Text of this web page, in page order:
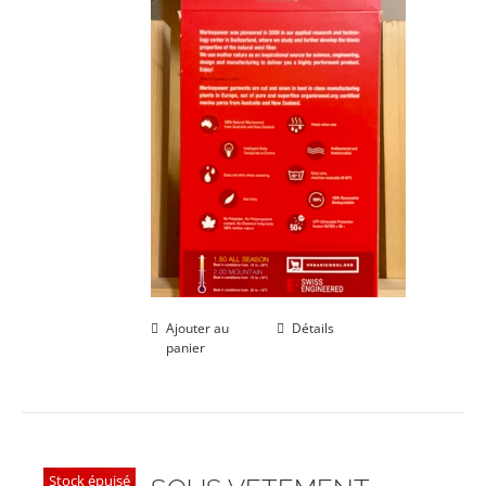
Ajouter au
panier
Détails
Stock épuisé